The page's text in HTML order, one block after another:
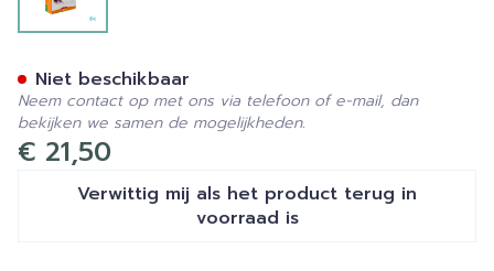
€ 21,50
Verwittig mij als het product terug in
voorraad is
Niet beschikbaar
Neem contact op met ons via telefoon of e-mail, dan
bekijken we samen de mogelijkheden.